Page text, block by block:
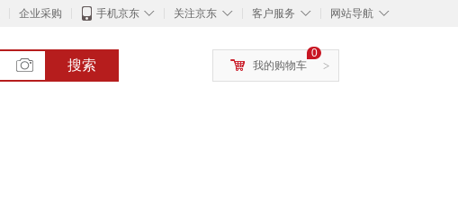
企业采购 ◇
手机京东 ◇
关注京东 ◇
客户服务 ◇
网站导航
搜索 >
0
我的购物车